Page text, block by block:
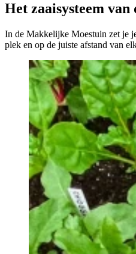
Het zaaisysteem
In de Makkelijke Moestuin zet je
plek en op de juiste afstand van